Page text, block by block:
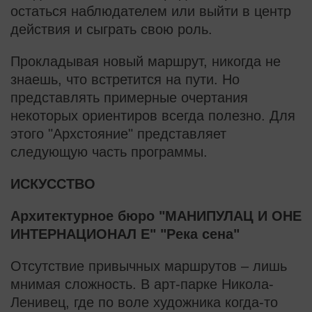
остаться наблюдателем или выйти в центр
действия и сыграть свою роль.
Прокладывая новый маршрут, никогда не
знаешь, что встретится на пути. Но
представлять примерные очертания
некоторых ориентиров всегда полезно. Для
этого "Архстояние" представляет
следующую часть программы.
ИСКУССТВО
Архитектурное бюро "МАНИПУЛАЦ И ОНЕ
ИНТЕРНАЦИОНАЛ Е" "Река сена"
Отсутствие привычных маршрутов – лишь
мнимая сложность. В арт-парке Никола-
Ленивец, где по воле художника когда-то